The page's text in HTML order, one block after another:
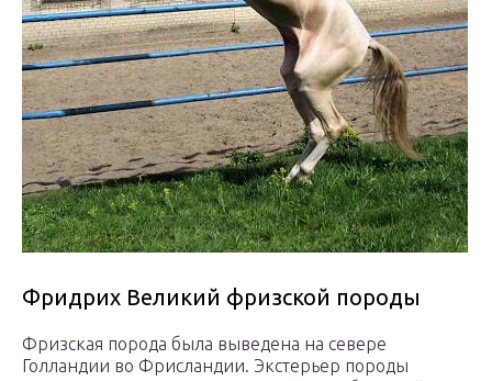
Фридрих Великий фризской породы
Фризская порода была выведена на севере
Голландии во Фрисландии. Экстерьер породы